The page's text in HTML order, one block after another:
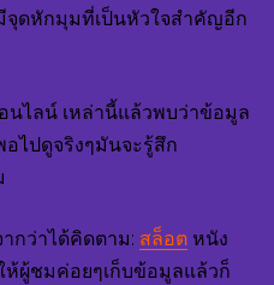
จุดหักมุมที่เป็นหัวใจสำคัญอีก
นไลน์ เหล่านี้แล้วพบว่าข้อมูล
อไปดูจริงๆมันจะรู้สึก
กว่าได้คิดตาม: สล็อต หนัง
ห้ผู้ชมค่อยๆเก็บข้อมูลแล้วก็